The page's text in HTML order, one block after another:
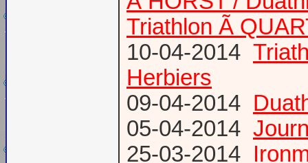
Triathlon Ã
10-04-2014
Herbiers
09-04-2014
05-04-2014
25-03-2014